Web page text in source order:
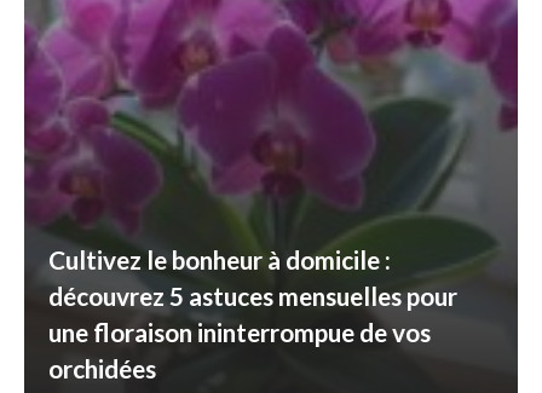
Cultivez le bonheur à domicile :
découvrez 5 astuces mensuelles pour
une floraison ininterrompue de vos
orchidées